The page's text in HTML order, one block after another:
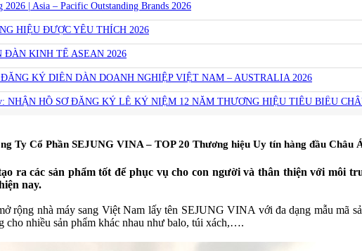
| Asia – Pacific Outstanding Brands 2026
HIỆU ĐƯỢC YÊU THÍCH 2026
KINH TẾ ASEAN 2026
KÝ DIỄN DÀN DOANH NGHIỆP VIỆT NAM – AUSTRALIA 2026
NHẬN HỒ SƠ ĐĂNG KÝ LỄ KỶ NIỆM 12 NĂM THƯƠNG HIỆU TIÊU BIỂU
Ty Cổ Phần SEJUNG VINA – TOP 20 Thương hiệu Uy tín hàng đầu Châu
ra các sản phẩm tốt để phục vụ cho con người và thân thiện với môi
nay.
rộng nhà máy sang Việt Nam lấy tên SEJUNG VINA với đa dạng mẫu mã
nhiều sản phẩm khác nhau như balo, túi xách,….